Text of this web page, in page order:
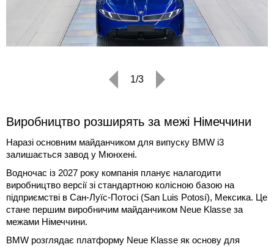
1/3
Виробництво розширять за межі Німеччини
Наразі основним майданчиком для випуску BMW i3
залишається завод у Мюнхені.
Водночас із 2027 року компанія планує налагодити
виробництво версії зі стандартною колісною базою на
підприємстві в Сан-Луїс-Потосі (San Luis Potosí), Мексика. Це
стане першим виробничим майданчиком Neue Klasse за
межами Німеччини.
BMW розглядає платформу Neue Klasse як основу для